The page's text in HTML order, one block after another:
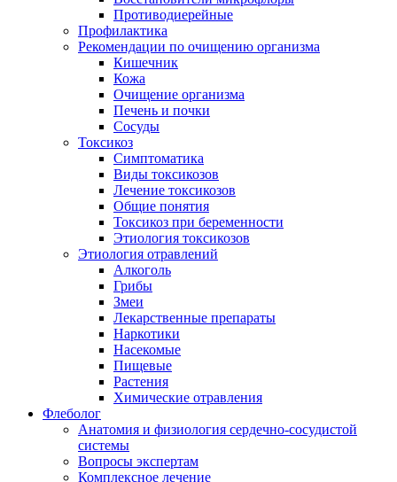
Противодиерейные
Профилактика
Рекомендации по очищению организма
Кишечник
Кожа
Очищение организма
Печень и почки
Сосуды
Токсикоз
Cимптоматика
Виды токсикозов
Лечение токсикозов
Общие понятия
Токсикоз при беременности
Этиология токсикозов
Этиология отравлений
Алкоголь
Грибы
Змеи
Лекарственные препараты
Наркотики
Насекомые
Пищевые
Растения
Химические отравления
Флеболог
Анатомия и физиология сердечно-сосудистой
системы
Вопросы экспертам
Комплексное лечение